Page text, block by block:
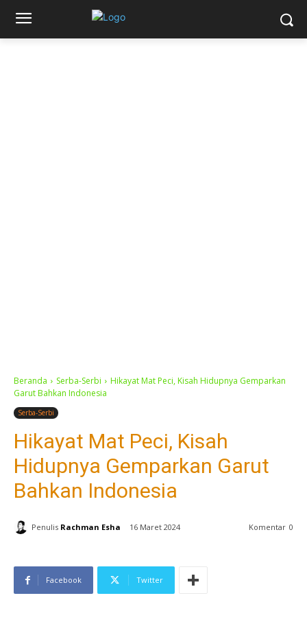
Beranda Serba-Serbi
Hikayat Mat Peci, Kisah Hidupnya Gemparkan
Garut Bahkan Indonesia
Serba-Serbi
Hikayat Mat Peci, Kisah
Hidupnya Gemparkan Garut
Bahkan Indonesia
Penulis Rachman Esha 16 Maret 2024 Komentar 0
Facebook Twitter